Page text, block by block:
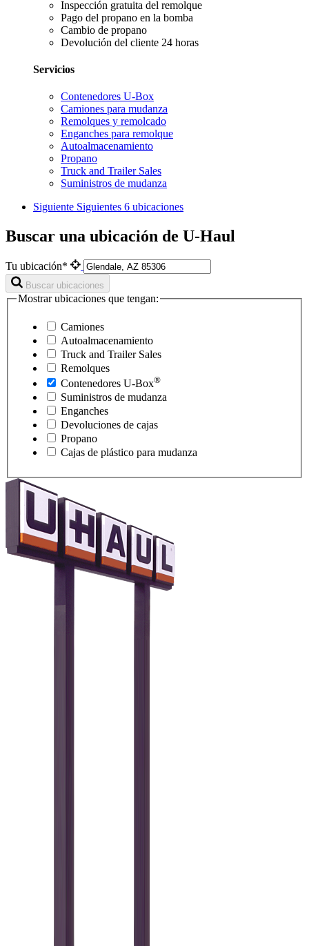
Inspección gratuita del remolque
Pago del propano en la bomba
Cambio de propano
Devolución del cliente 24 horas
Servicios
Contenedores U-Box
Camiones para mudanza
Remolques y remolcado
Enganches para remolque
Autoalmacenamiento
Propano
Truck and Trailer Sales
Suministros de mudanza
Siguiente Siguientes 6 ubicaciones
Buscar una ubicación de U-Haul
Tu ubicación*
Buscar ubicaciones
Mostrar ubicaciones que tengan:
Camiones
Autoalmacenamiento
Truck and Trailer Sales
Remolques
Contenedores U-Box®
Suministros de mudanza
Enganches
Devoluciones de cajas
Propano
Cajas de plástico para mudanza